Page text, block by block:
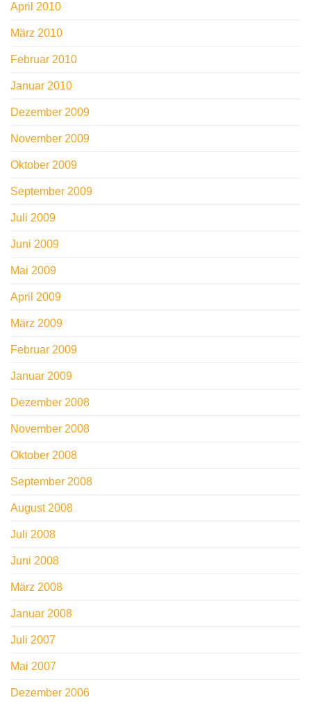
April 2010
März 2010
Februar 2010
Januar 2010
Dezember 2009
November 2009
Oktober 2009
September 2009
Juli 2009
Juni 2009
Mai 2009
April 2009
März 2009
Februar 2009
Januar 2009
Dezember 2008
November 2008
Oktober 2008
September 2008
August 2008
Juli 2008
Juni 2008
März 2008
Januar 2008
Juli 2007
Mai 2007
Dezember 2006